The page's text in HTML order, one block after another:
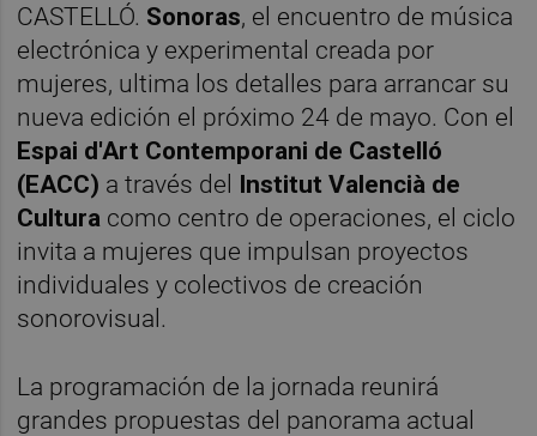
CASTELLÓ. Sonoras, el encuentro de música
electrónica y experimental creada por
mujeres, ultima los detalles para arrancar su
nueva edición el próximo 24 de mayo. Con el
Espai d'Art Contemporani de Castelló
(EACC) a través del Institut Valencià de
Cultura como centro de operaciones, el ciclo
invita a mujeres que impulsan proyectos
individuales y colectivos de creación
sonorovisual.
La programación de la jornada reunirá
grandes propuestas del panorama actual